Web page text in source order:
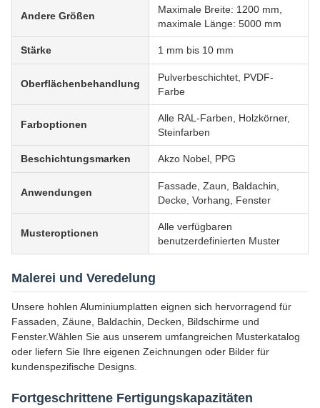
Andere Größen
Maximale Breite: 1200 mm,
maximale Länge: 5000 mm
Stärke 1 mm bis 10 mm
Oberflächenbehandlung
Pulverbeschichtet, PVDF-
Farbe
Farboptionen
Alle RAL-Farben, Holzkörner,
Steinfarben
Beschichtungsmarken Akzo Nobel, PPG
Anwendungen
Fassade, Zaun, Baldachin,
Decke, Vorhang, Fenster
Musteroptionen
Alle verfügbaren
benutzerdefinierten Muster
Malerei und Veredelung
Unsere hohlen Aluminiumplatten eignen sich hervorragend für
Fassaden, Zäune, Baldachin, Decken, Bildschirme und
Fenster.Wählen Sie aus unserem umfangreichen Musterkatalog
oder liefern Sie Ihre eigenen Zeichnungen oder Bilder für
kundenspezifische Designs.
Fortgeschrittene Fertigungskapazitäten